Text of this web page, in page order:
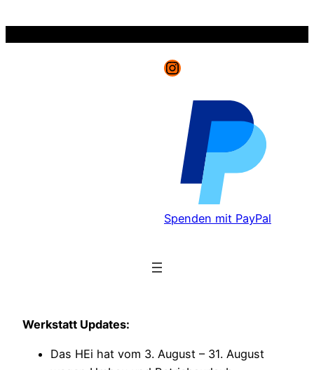
Instagram
Spenden mit PayPal
Werkstatt Updates:
Das HEi hat vom 3. August – 31. August